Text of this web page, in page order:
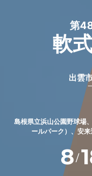
第
軟
出雲
島根県立浜山公園野球場
ールパーク）、安
8/